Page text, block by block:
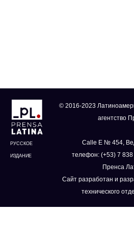
РУССКОЕ
ИЗДАНИЕ
© 2016-2023
агентство
Calle E № 454,
телефон: (+53) 7
Пренса
Сайт разработан и
технического